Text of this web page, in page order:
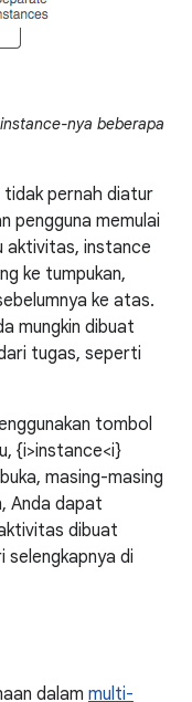
nya beberapa
pernah diatur
pengguna memulai
instance
ke tumpukan,
ke atas.
mungkin dibuat
tugas, seperti
tombol
{i>instance<i}
masing-masing
Anda dapat
dibuat
selengkapnya di
dalam multi-